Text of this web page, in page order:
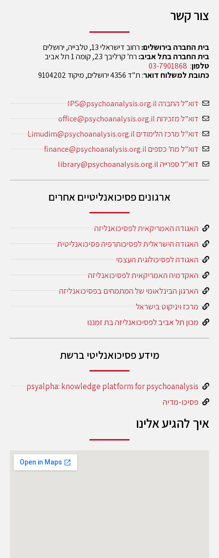
צור קשר
בית החברה בירושלים: רחוב דישראלי 13, טלבייה, ירושלים
בית החברה בתל אביב: רח’ קרליבך 23, קומה 1 תל אביב
טלפון:
03-7901868
כתובת למשלוח דואר: ת”ד 4356 ירושלים, מיקוד 9104202
דוא”ל החברה IPS@psychoanalysis.org.il
דוא"ל מזכירות office@psychoanalysis.org.il
דוא"ל מרכז הלימודים Limudim@psychoanalysis.org.il
דוא"ל מח' כספים finance@psychoanalysis.org.il
דוא”ל ספרייה library@psychoanalysis.org.il
ארגונים פסיכואנליטיים אחרים
האגודה האמריקאית לפסיכואנליזה
האגודה הישראלית לפסיכותרפיה פסיכואנליטית
האגודה לפסיכולוגית העצמי
האקדמיה האמריקאית לפסיכואנליזה
הארגון הבינלאומי של המתמחים בפסיכואנליזה
מרכז ויניקוט בישראל
מכון תל אביב לפסיכואנליזה בת זמננו
מידע פסיכואנליטי ברשת
psyalpha: knowledge platform for psychoanalysis
פסיכו-מדיה
איך להגיע אלינו